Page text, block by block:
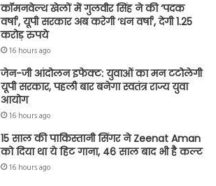
कॉमनवेल्थ खेलों में गुलवीर सिंह ने की ‘पदक
वर्षा’, यूपी सरकार अब करेगी ‘धन वर्षा’, देगी 1.25
करोड़ रुपये
16 hours ago
जेन-जी आंदोलन इफेक्ट: युवाओं का मन टटोलेगी
यूपी सरकार, पहली बार बनेगा स्वतंत्र राज्य युवा
आयोग
16 hours ago
15 साल की पाकिस्तानी सिंगर ने Zeenat Aman
को दिया था ये हिट गाना, 46 साल बाद भी है कल्ट
16 hours ago